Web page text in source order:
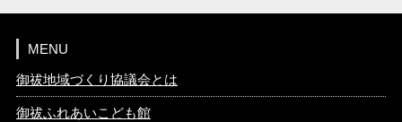
MENU
御祓地域づくり協議会とは
御祓ふれあいこども館